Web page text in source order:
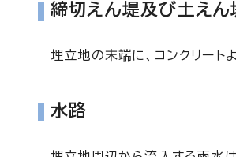
締切えん堤及び土えん
埋立地の末端に、コンクリート
水路